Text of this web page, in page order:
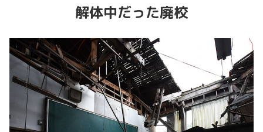
解体中だった廃校